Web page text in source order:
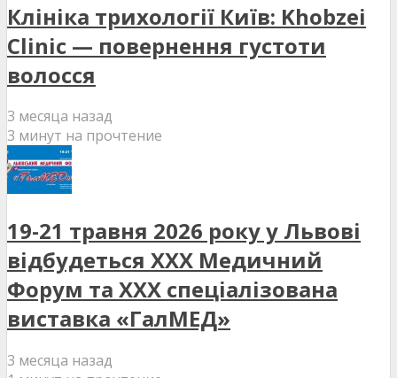
Клініка трихології Київ: Khobzei
Clinic — повернення густоти
волосся
3 месяца назад
3 минут на прочтение
19-21 травня 2026 року у Львові
відбудеться XXX Медичний
Форум та XXX спеціалізована
виставка «ГалМЕД»
3 месяца назад